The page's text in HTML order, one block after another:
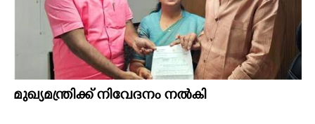
മുഖ്യമന്ത്രിക്ക് നിവേദനം നൽകി